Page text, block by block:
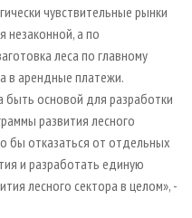
чувствительные рынки
незаконной, а по
леса по главному
в арендные платежи.
быть основой для разработки
развития лесного
бы отказаться от отдельных
и разработать единую
лесного сектора в целом», -